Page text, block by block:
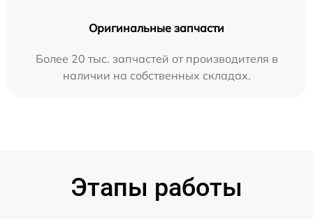
Оригинальные запчасти
Более 20 тыс. запчастей от производителя в
наличии на собственных складах.
Этапы работы